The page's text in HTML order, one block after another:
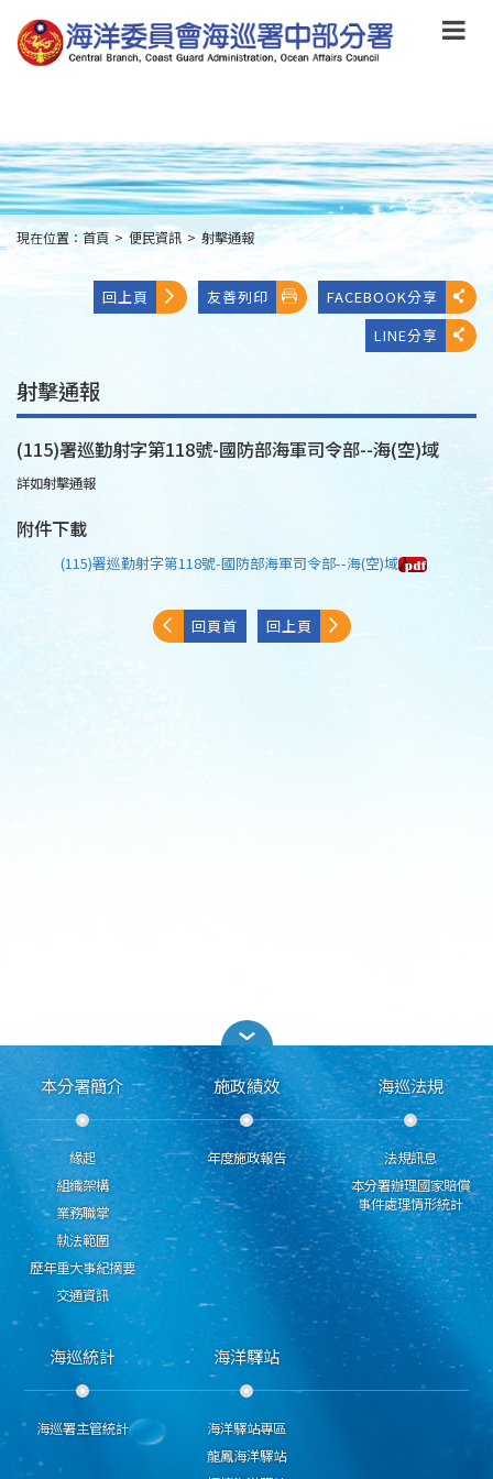
到
主
要
to
main
content
:::
現在位置： 首頁 > 便民資訊 > 射擊通報
回上頁 友善列印
FACEBOOK分享
LINE分享
射擊通報
(115)署巡勤射字第118號-國防部海軍司令部--海(空)域
詳如射擊通報
附件下載
(115)署巡勤射字第118號-國防部海軍司令部--海(空)域
回頁首 回上頁
本分署簡介
緣起
組織架構
業務職掌
執法範圍
歷年重大事紀摘要
交通資訊
施政績效
年度施政報告
海巡法規
法規訊息
本分署辦理國家賠償
事件處理情形統計
海巡統計
海巡署主管統計
海洋驛站
海洋驛站專區
龍鳳海洋驛站